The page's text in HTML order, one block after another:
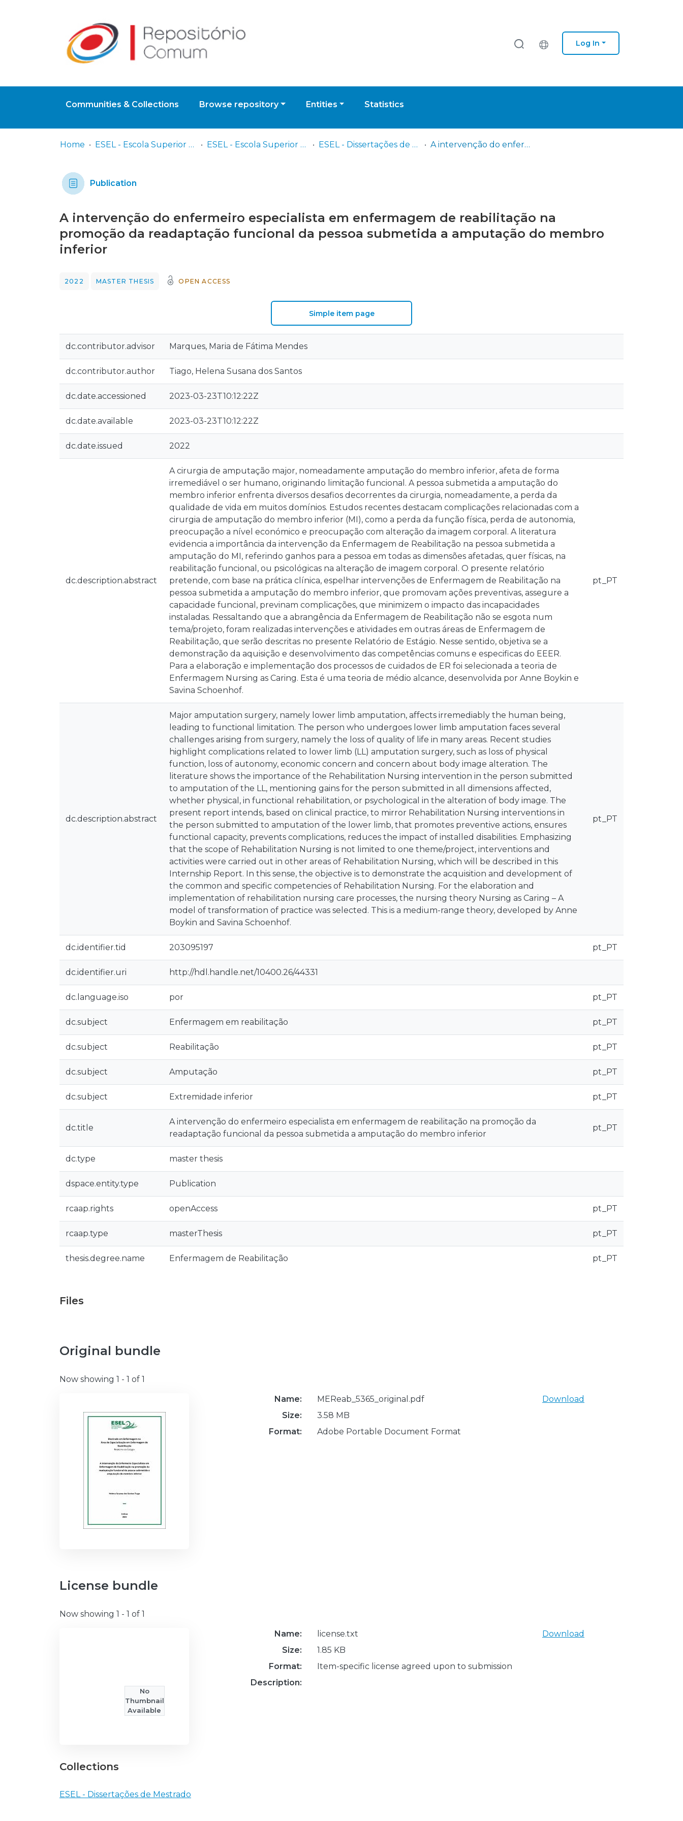
Log In
Communities & Collections Browse repository Entities Statistics
Home ESEL - Escola Superior de Enfermagem de Lisboa ESEL - Escola Superior de Enfermagem de Lisboa ESEL - Dissertações de Mestrado A intervenção do enfermeiro especialista em enfermagem de reabilitação na promoção da readaptação funcional da pessoa submetida a amputação do membro inferior
Publication
A intervenção do enfermeiro especialista em enfermagem de reabilitação na
promoção da readaptação funcional da pessoa submetida a amputação do membro
inferior
2022 MASTER THESIS OPEN ACCESS
Simple item page
dc.contributor.advisor Marques, Maria de Fátima Mendes
dc.contributor.author Tiago, Helena Susana dos Santos
dc.date.accessioned 2023-03-23T10:12:22Z
dc.date.available 2023-03-23T10:12:22Z
dc.date.issued 2022
dc.description.abstract
A cirurgia de amputação major, nomeadamente amputação do membro inferior, afeta de forma
irremediável o ser humano, originando limitação funcional. A pessoa submetida a amputação do
membro inferior enfrenta diversos desafios decorrentes da cirurgia, nomeadamente, a perda da
qualidade de vida em muitos domínios. Estudos recentes destacam complicações relacionadas com a
cirurgia de amputação do membro inferior (MI), como a perda da função física, perda de autonomia,
preocupação a nível económico e preocupação com alteração da imagem corporal. A literatura
evidencia a importância da intervenção da Enfermagem de Reabilitação na pessoa submetida a
amputação do MI, referindo ganhos para a pessoa em todas as dimensões afetadas, quer físicas, na
reabilitação funcional, ou psicológicas na alteração de imagem corporal. O presente relatório
pretende, com base na prática clínica, espelhar intervenções de Enfermagem de Reabilitação na
pessoa submetida a amputação do membro inferior, que promovam ações preventivas, assegure a
capacidade funcional, previnam complicações, que minimizem o impacto das incapacidades
instaladas. Ressaltando que a abrangência da Enfermagem de Reabilitação não se esgota num
tema/projeto, foram realizadas intervenções e atividades em outras áreas de Enfermagem de
Reabilitação, que serão descritas no presente Relatório de Estágio. Nesse sentido, objetiva se a
demonstração da aquisição e desenvolvimento das competências comuns e especificas do EEER.
Para a elaboração e implementação dos processos de cuidados de ER foi selecionada a teoria de
Enfermagem Nursing as Caring. Esta é uma teoria de médio alcance, desenvolvida por Anne Boykin e
Savina Schoenhof.
pt_PT
dc.description.abstract
Major amputation surgery, namely lower limb amputation, affects irremediably the human being,
leading to functional limitation. The person who undergoes lower limb amputation faces several
challenges arising from surgery, namely the loss of quality of life in many areas. Recent studies
highlight complications related to lower limb (LL) amputation surgery, such as loss of physical
function, loss of autonomy, economic concern and concern about body image alteration. The
literature shows the importance of the Rehabilitation Nursing intervention in the person submitted
to amputation of the LL, mentioning gains for the person submitted in all dimensions affected,
whether physical, in functional rehabilitation, or psychological in the alteration of body image. The
present report intends, based on clinical practice, to mirror Rehabilitation Nursing interventions in
the person submitted to amputation of the lower limb, that promotes preventive actions, ensures
functional capacity, prevents complications, reduces the impact of installed disabilities. Emphasizing
that the scope of Rehabilitation Nursing is not limited to one theme/project, interventions and
activities were carried out in other areas of Rehabilitation Nursing, which will be described in this
Internship Report. In this sense, the objective is to demonstrate the acquisition and development of
the common and specific competencies of Rehabilitation Nursing. For the elaboration and
implementation of rehabilitation nursing care processes, the nursing theory Nursing as Caring – A
model of transformation of practice was selected. This is a medium-range theory, developed by Anne
Boykin and Savina Schoenhof.
pt_PT
dc.identifier.tid 203095197 pt_PT
dc.identifier.uri http://hdl.handle.net/10400.26/44331
dc.language.iso por pt_PT
dc.subject Enfermagem em reabilitação pt_PT
dc.subject Reabilitação pt_PT
dc.subject Amputação pt_PT
dc.subject Extremidade inferior pt_PT
dc.title
A intervenção do enfermeiro especialista em enfermagem de reabilitação na promoção da
readaptação funcional da pessoa submetida a amputação do membro inferior
pt_PT
dc.type master thesis
dspace.entity.type Publication
rcaap.rights openAccess pt_PT
rcaap.type masterThesis pt_PT
thesis.degree.name Enfermagem de Reabilitação pt_PT
Files
Original bundle
Now showing 1 - 1 of 1
Name:
MEReab_5365_original.pdf
Size:
3.58 MB
Format:
Adobe Portable Document Format
Download
License bundle
Now showing 1 - 1 of 1
No
Thumbnail
Available
Name:
license.txt
Size:
1.85 KB
Format:
Item-specific license agreed upon to submission
Description:
Download
Collections
ESEL - Dissertações de Mestrado